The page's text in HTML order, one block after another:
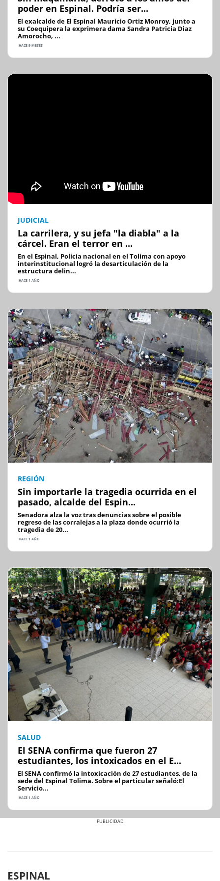
poder en Espinal. Podría ser...
El exalcalde de El Espinal Mauricio Ortiz Monroy, junto a
su Coequipera la exprimera dama Sandra Patricia Diaz
Amorocho, ...
HACE 9 MESES
JUDICIAL
La carrilera, y su jefa "la diabla" a la
cárcel. Eran el terror en ...
En el Espinal, Policía nacional en el Tolima con apoyo
interinstitucional logró la desarticulación de la
estructura delin...
HACE 1 AÑO
REGIÓN
Sin importarle la tragedia ocurrida en el
pasado, alcalde del Espin...
Senadora alza la voz tras denuncias sobre el posible
regreso de las corralejas a la plaza donde ocurrió la
tragedia de 20...
HACE 1 AÑO
SALUD
El SENA confirma que fueron 27
estudiantes, los intoxicados en el E...
El SENA confirmó la intoxicación de 27 estudiantes, de la
sede del Espinal Tolima. Sobre el particular señaló:El
Servicio...
HACE 1 AÑO
ESPINAL